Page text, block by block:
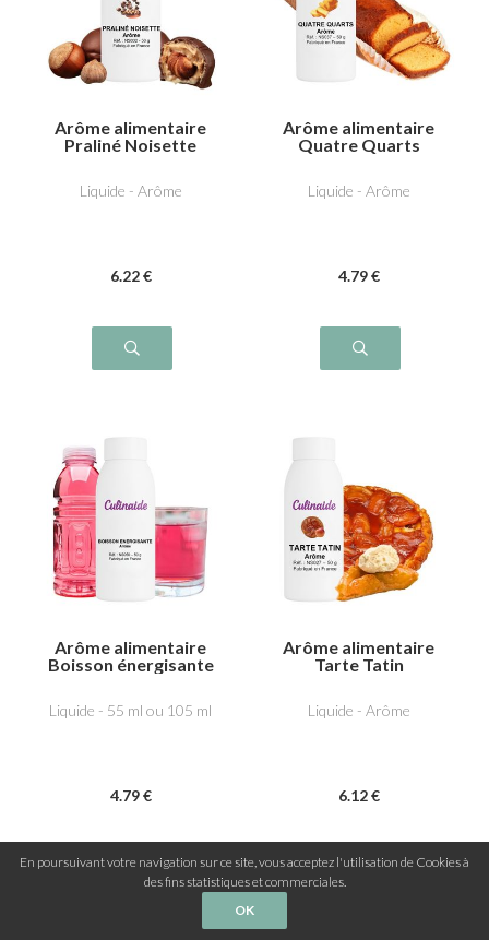
Arôme alimentaire
Praliné Noisette
Liquide - Arôme
6.22 €
Arôme alimentaire
Quatre Quarts
Liquide - Arôme
4.79 €
Arôme alimentaire
Boisson énergisante
Liquide - 55 ml ou 105 ml
4.79 €
Arôme alimentaire
Tarte Tatin
Liquide - Arôme
6.12 €
En poursuivant votre navigation sur ce site, vous acceptez l'utilisation de Cookies à
des fins statistiques et commerciales.
OK